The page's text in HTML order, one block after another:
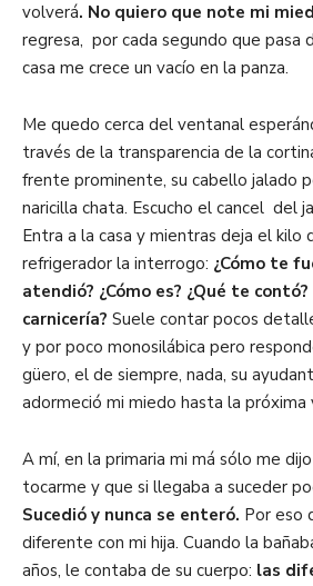
volverá. No quiero que note mi
regresa, por cada segundo que pasa
casa me crece un vacío en la panza.
Me quedo cerca del ventanal
través de la transparencia de la
frente prominente, su cabello jalado
naricilla chata. Escucho el cancel del
Entra a la casa y mientras deja el kilo
refrigerador la interrogo: ¿Cómo te
atendió? ¿Cómo es? ¿Qué te
carnicería? Suele contar pocos
y por poco monosilábica pero
güero, el de siempre, nada, su
adormeció mi miedo hasta la próxima
A mí, en la primaria mi má sólo me
tocarme y que si llegaba a suceder
Sucedió y nunca se enteró. Por eso
diferente con mi hija. Cuando la
años, le contaba de su cuerpo: las